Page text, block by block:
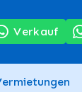
Verkauf